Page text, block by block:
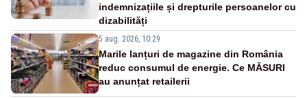
indemnizațiile și drepturile persoanelor cu
dizabilități
5 aug. 2026, 10:29
Marile lanțuri de magazine din România
reduc consumul de energie. Ce MĂSURI
au anunțat retailerii